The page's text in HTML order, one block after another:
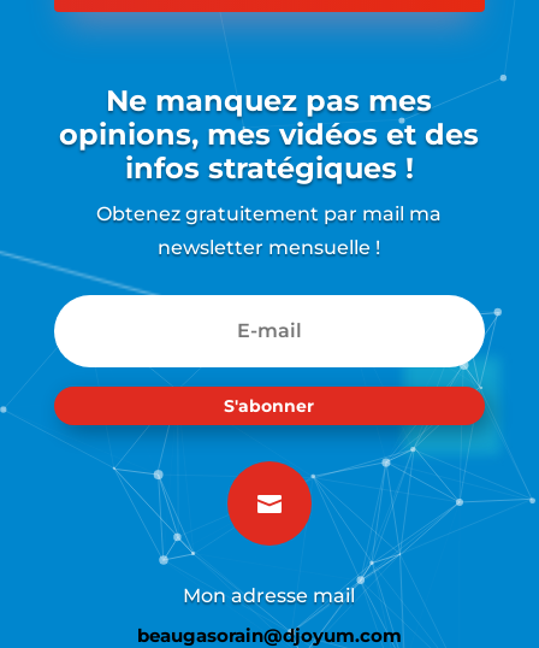
Ne manquez pas mes
opinions, mes vidéos et des
infos stratégiques !
Obtenez gratuitement par mail ma
newsletter mensuelle !
S'abonner

Mon adresse mail
beaugasorain@djoyum.com